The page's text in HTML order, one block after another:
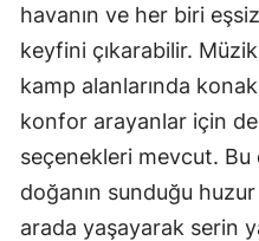
havanın ve her biri
keyfini çıkarabilir.
kamp alanlarında
konfor arayanlar için
seçenekleri mevcut.
doğanın sunduğu
arada yaşayarak serin